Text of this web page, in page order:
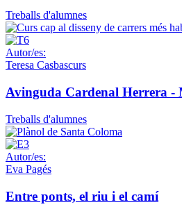
Treballs d'alumnes
Autor/es:
Teresa Casbascurs
Avinguda Cardenal Herrera -
Treballs d'alumnes
Autor/es:
Eva Pagés
Entre ponts, el riu i el camí